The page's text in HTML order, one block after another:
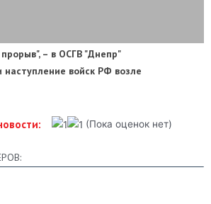
– в ОСГВ "Днепр"
войск РФ возле
(Пока оценок нет)